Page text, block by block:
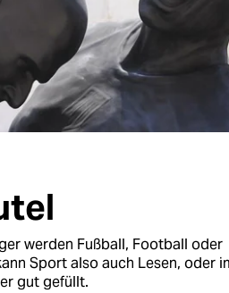
werden Fußball, Football oder
Sport also auch Lesen, oder
gut gefüllt.